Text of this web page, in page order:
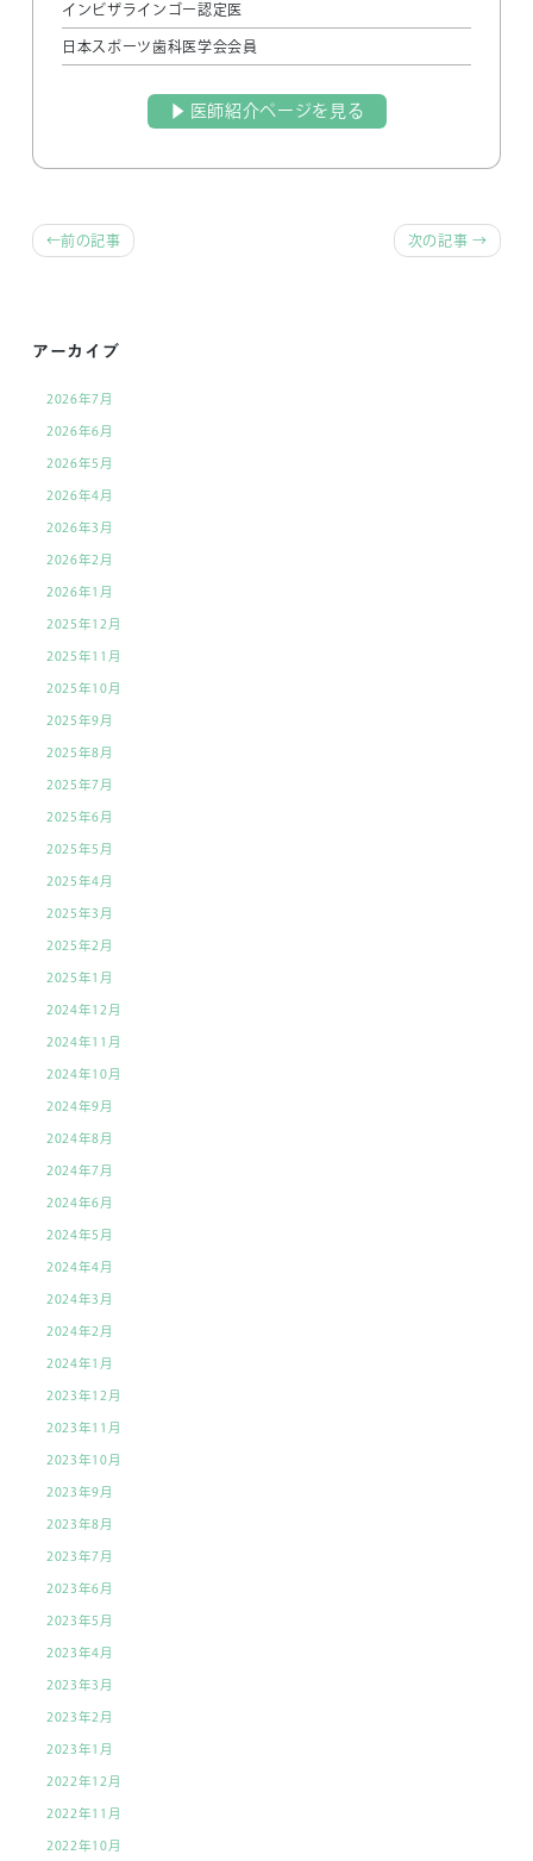
インビザラインゴー認定医
日本スポーツ歯科医学会会員
▶︎ 医師紹介ページを見る
前
記
事
へ
の
リ
ン
ク
前の記事 次の記事
アーカイブ
2026年7月
2026年6月
2026年5月
2026年4月
2026年3月
2026年2月
2026年1月
2025年12月
2025年11月
2025年10月
2025年9月
2025年8月
2025年7月
2025年6月
2025年5月
2025年4月
2025年3月
2025年2月
2025年1月
2024年12月
2024年11月
2024年10月
2024年9月
2024年8月
2024年7月
2024年6月
2024年5月
2024年4月
2024年3月
2024年2月
2024年1月
2023年12月
2023年11月
2023年10月
2023年9月
2023年8月
2023年7月
2023年6月
2023年5月
2023年4月
2023年3月
2023年2月
2023年1月
2022年12月
2022年11月
2022年10月